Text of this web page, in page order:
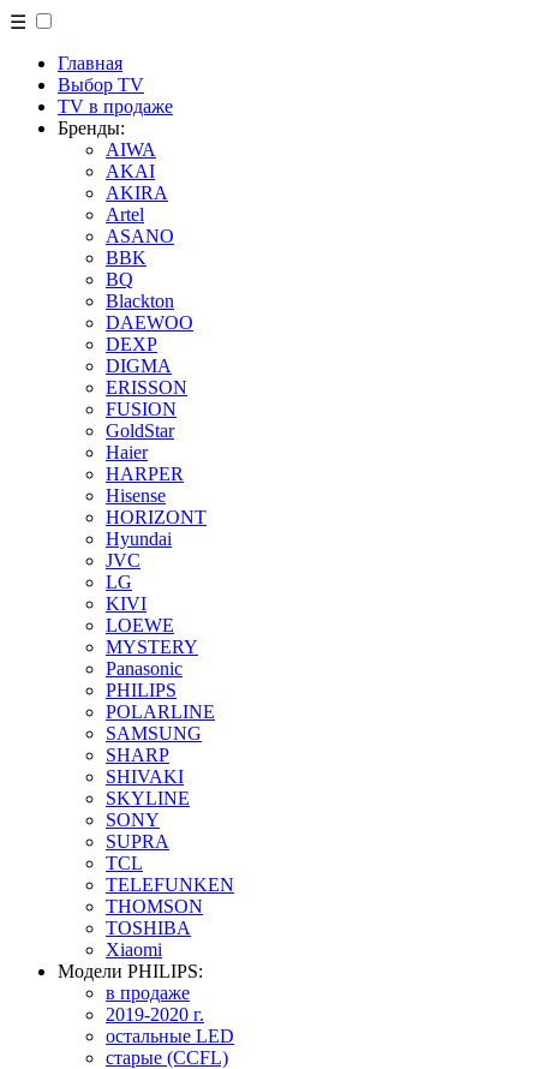
☰
Главная
Выбор TV
TV в продаже
Бренды:
AIWA
AKAI
AKIRA
Artel
ASANO
BBK
BQ
Blackton
DAEWOO
DEXP
DIGMA
ERISSON
FUSION
GoldStar
Haier
HARPER
Hisense
HORIZONT
Hyundai
JVC
LG
KIVI
LOEWE
MYSTERY
Panasonic
PHILIPS
POLARLINE
SAMSUNG
SHARP
SHIVAKI
SKYLINE
SONY
SUPRA
TCL
TELEFUNKEN
THOMSON
TOSHIBA
Xiaomi
Модели PHILIPS:
в продаже
2019-2020 г.
остальные LED
старые (CCFL)